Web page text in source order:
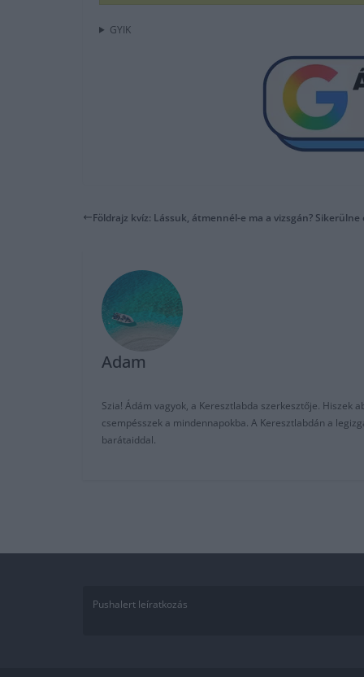
GYIK
Földrajz kvíz: Lássuk, átmennél-e ma a vizsgán?
Adam
Szia! Ádám vagyok, a Keresztlabda szerkesztője.
csempésszek a mindennapokba. A Keresztlabdán a
barátaiddal.
Pushalert leíratkozás